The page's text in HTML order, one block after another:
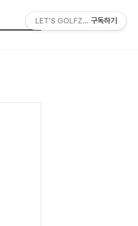
LET'S GOLFZON구독하기